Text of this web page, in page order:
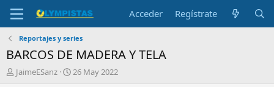
Acceder Regístrate
Reportajes y series
BARCOS DE MADERA Y TELA
IJaimeESanz
F
26 May 2022